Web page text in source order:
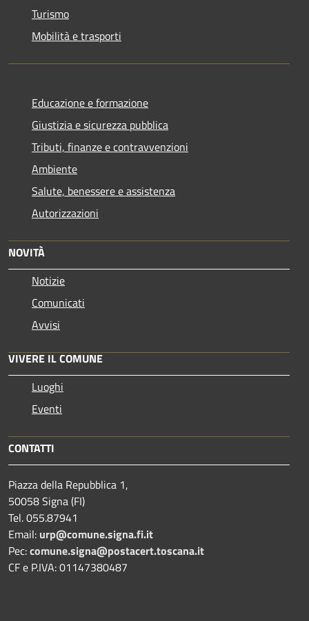
Turismo
Mobilità e trasporti
Educazione e formazione
Giustizia e sicurezza pubblica
Tributi, finanze e contravvenzioni
Ambiente
Salute, benessere e assistenza
Autorizzazioni
NOVITÀ
Notizie
Comunicati
Avvisi
VIVERE IL COMUNE
Luoghi
Eventi
CONTATTI
Piazza della Repubblica 1,
50058 Signa (FI)
Tel. 055.87941
Email: urp@comune.signa.fi.it
Pec:comune.signa@postacert.toscana.it
CF e P.IVA: 01147380487